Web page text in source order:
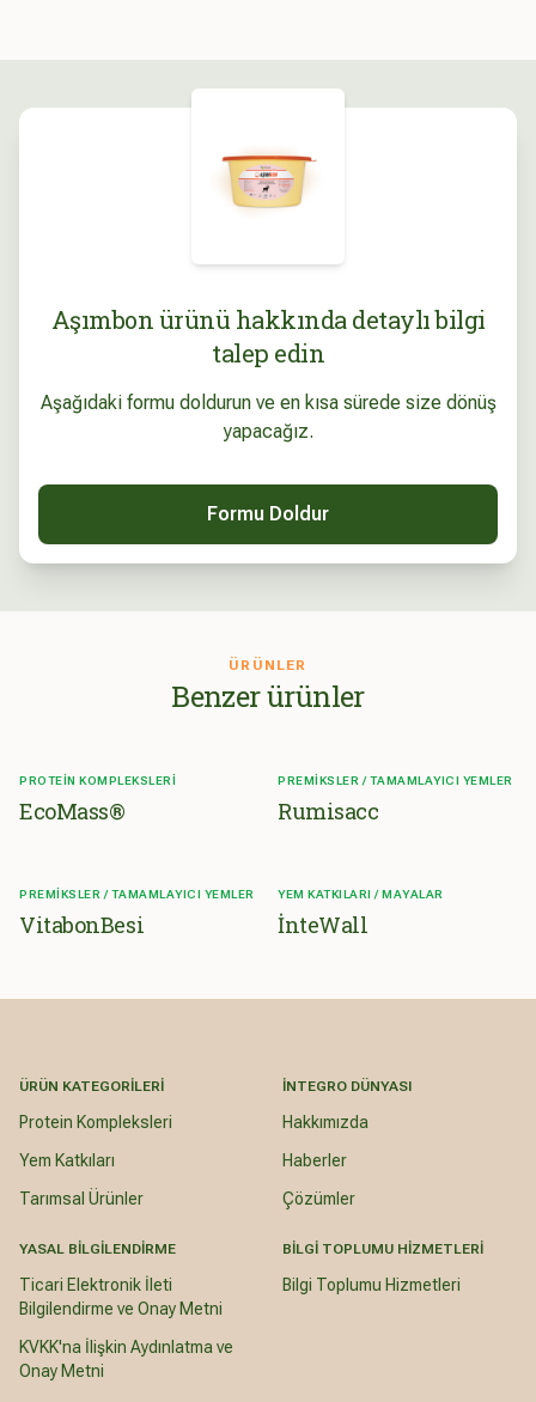
Aşımbon ürünü hakkında detaylı bilgi
talep edin
Aşağıdaki formu doldurun ve en kısa sürede size dönüş
yapacağız.
Formu Doldur
ÜRÜNLER
Benzer ürünler
PROTEIN KOMPLEKSLERI
EcoMass®
PREMIKSLER / TAMAMLAYICI YEMLER
Rumisacc
PREMIKSLER / TAMAMLAYICI YEMLER
VitabonBesi
YEM KATKILARI / MAYALAR
İnteWall
ÜRÜN KATEGORILERI
Protein Kompleksleri
Yem Katkıları
Tarımsal Ürünler
İNTEGRO DÜNYASI
Hakkımızda
Haberler
Çözümler
YASAL BILGILENDIRME
Ticari Elektronik İleti
Bilgilendirme ve Onay Metni
KVKK'na İlişkin Aydınlatma ve
Onay Metni
BILGI TOPLUMU HIZMETLERI
Bilgi Toplumu Hizmetleri